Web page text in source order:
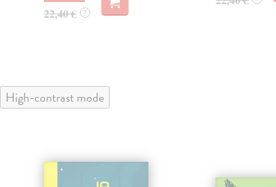
22,40 € ?
High-contrast mode